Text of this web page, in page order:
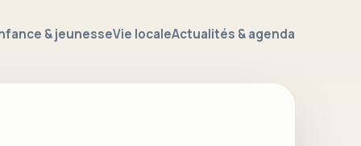
& jeunesseVie localeActualités & agenda